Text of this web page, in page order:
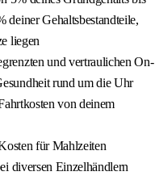
deiner Gehaltsbestandteile,
liegen
und vertraulichen On-
rund um die Uhr
von deinem
für Mahlzeiten
diversen Einzelhändlern